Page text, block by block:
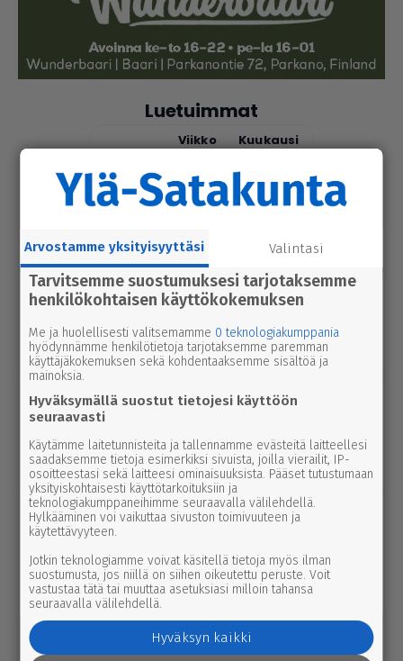
Luetuimmat
Viikko Kuukausi
uutinen6.8.2026 9.15
Seu­ra­kun­ta­ko­din ala­ker­rassa vesi­va­
tel­lään par­hail­laan uusiksi
urheilu7.8.2026 14.00
Janne Ojala näkee Parkanon ase­man­
seu­dussa mah­dol­li­suu­den ravi- ja
tapah­tu­ma­kes­kuk­selle
uutinen6.8.2026 2.55
Elisa parantaa 5g-yhteyksiä Karviassa
ja Par­ka­nossa – seuraavan suku­pol­
ven tekniikka kolkuttaa jo ovella
uutinen5.8.2026 12.00
Pääl­lys­tys­työt hidas­ta­vat lii­ken­nettä
3-tiellä Ikaa­lis­ten suunnalla – syys­
kuussa uutta pintaa Kui­vas­jär­ven
suunnalle
7.8.2026 3.00
Arvostamme yksityisyyttäsi Valintasi
Tarvitsemme suostumuksesi tarjotaksemme
henkilökohtaisen käyttökokemuksen
Me ja huolellisesti valitsemamme 0 teknologiakumppania
hyödynnämme henkilötietoja tarjotaksemme paremman
käyttäjäkokemuksen sekä kohdentaaksemme sisältöä ja
mainoksia.
Hyväksymällä suostut tietojesi käyttöön
seuraavasti
Käytämme laitetunnisteita ja tallennamme evästeitä laitteellesi
saadaksemme tietoja esimerkiksi sivuista, joilla vierailit, IP-
osoitteestasi sekä laitteesi ominaisuuksista. Pääset tutustumaan
yksityiskohtaisesti käyttötarkoituksiin ja
teknologiakumppaneihimme seuraavalla välilehdellä.
Hylkääminen voi vaikuttaa sivuston toimivuuteen ja
käytettävyyteen.
Jotkin teknologiamme voivat käsitellä tietoja myös ilman
suostumusta, jos niillä on siihen oikeutettu peruste. Voit
vastustaa tätä tai muuttaa asetuksiasi milloin tahansa
seuraavalla välilehdellä.
Hyväksyn kaikki